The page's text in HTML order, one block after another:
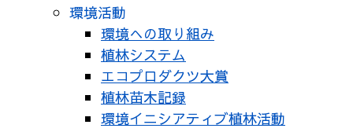
環境活動
環境への取り組み
植林システム
エコプロダクツ大賞
植林苗木記録
環境イニシアティブ植林活動